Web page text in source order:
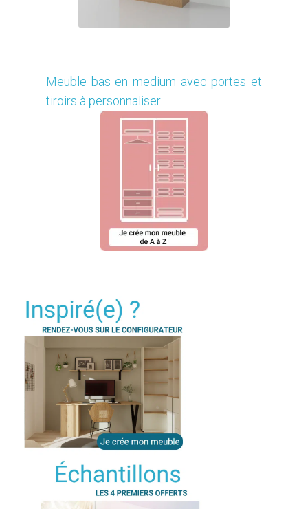
Meuble bas en medium avec portes et
tiroirs à personnaliser